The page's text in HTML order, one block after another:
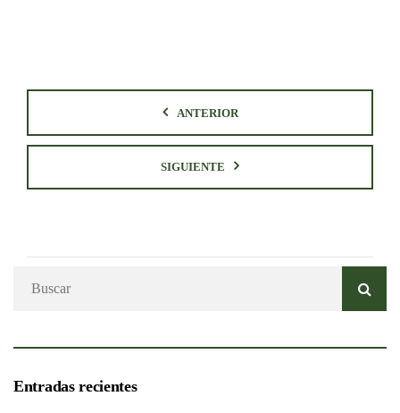
ANTERIOR
SIGUIENTE
Entradas recientes